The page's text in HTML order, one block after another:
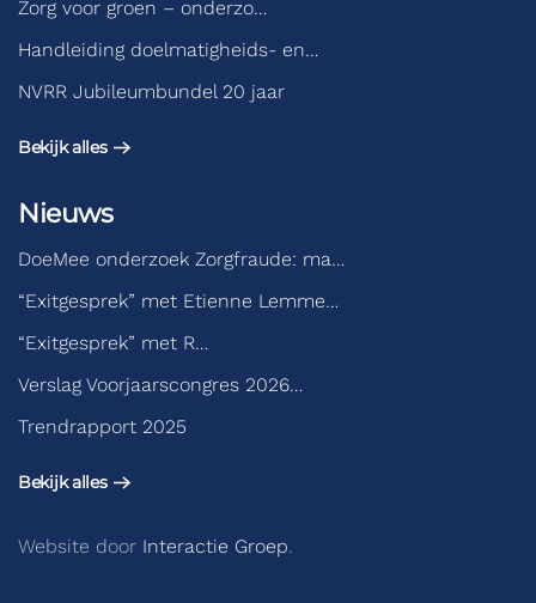
Zorg voor groen – onderzo…
Handleiding doelmatigheids- en…
NVRR Jubileumbundel 20 jaar
Bekijk alles
Nieuws
DoeMee onderzoek Zorgfraude: ma…
“Exitgesprek” met Etienne Lemme…
“Exitgesprek” met R…
Verslag Voorjaarscongres 2026…
Trendrapport 2025
Bekijk alles
Website door Interactie Groep.